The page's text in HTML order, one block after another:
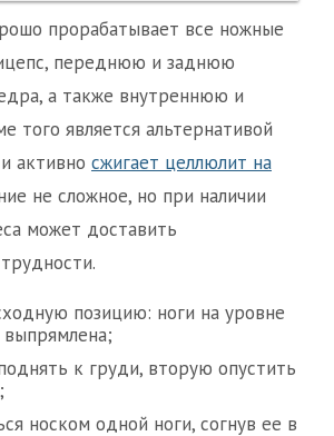
прорабатывает все ножные
переднюю и заднюю
а также внутреннюю и
того является альтернативой
активно сжигает целлюлит на
не сложное, но при наличии
может доставить
позицию: ноги на уровне
выпрямлена;
к груди, вторую опустить
носком одной ноги, согнув ее в